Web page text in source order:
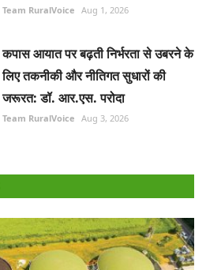
Team RuralVoice Aug 1, 2026
कपास आयात पर बढ़ती निर्भरता से उबरने के
लिए तकनीकी और नीतिगत सुधारों की
जरूरत: डॉ. आर.एस. परोदा
Team RuralVoice Aug 3, 2026